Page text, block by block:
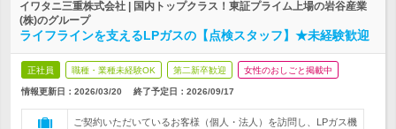
イワタニ三重株式会社 | 国内トップクラス！東証プライム上場の岩谷産業
(株)のグループ
ライフラインを支えるLPガスの【点検スタッフ】★未経験歓迎
正社員 職種・業種未経験OK 第二新卒歓迎 女性のおしごと掲載中
情報更新日：2026/03/20 終了予定日： 2026/09/17
ご契約いただいているお客様（個人・法人）を訪問し、LPガス機